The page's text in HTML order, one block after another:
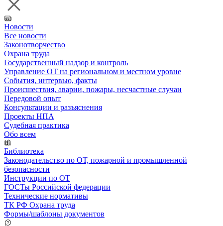
Новости
Все новости
Законотворчество
Охрана труда
Государственный надзор и контроль
Управление ОТ на региональном и местном уровне
События, интервью, факты
Происшествия, аварии, пожары, несчастные случаи
Передовой опыт
Консультации и разъяснения
Проекты НПА
Судебная практика
Обо всем
Библиотека
Законодательство по ОТ, пожарной и промышленной
безопасности
Инструкции по ОТ
ГОСТы Российской федерации
Технические нормативы
ТК РФ Охрана труда
Формы/шаблоны документов